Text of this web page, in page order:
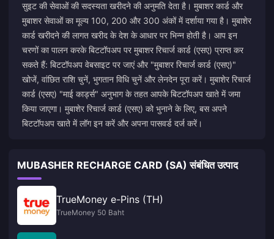
सुइट की सेवाओं की सदस्यता खरीदने की अनुमति देता है। मुबाशर कार्ड और
मुबाशर सेवाओं का मूल्य 100, 200 और 300 अंकों में दर्शाया गया है। मुबाशेर
कार्ड खरीदने की लागत खरीद के देश के आधार पर भिन्न होती है। आप इन
चरणों का पालन करके बिटटॉपअप पर मुबाशर रिचार्ज कार्ड (एसए) प्राप्त कर
सकते हैं: बिटटॉपअप वेबसाइट पर जाएं और "मुबाशर रिचार्ज कार्ड (एसए)"
खोजें, वांछित राशि चुनें, भुगतान विधि चुनें और लेनदेन पूरा करें। मुबाशेर रिचार्ज
कार्ड (एसए) "माई कार्ड्स" अनुभाग के तहत आपके बिटटॉपअप खाते में जमा
किया जाएगा। मुबाशेर रिचार्ज कार्ड (एसए) को भुनाने के लिए, बस अपने
बिटटॉपअप खाते में लॉग इन करें और अपना पासवर्ड दर्ज करें।
MUBASHER RECHARGE CARD (SA) संबंधित उत्पाद
TrueMoney e-Pins (TH)
TrueMoney 50 Baht